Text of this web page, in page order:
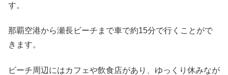
す。
那覇空港から瀬長ビーチまで車で約15分で行くことがで
きます。
ビーチ周辺にはカフェや飲食店があり、ゆっくり休みなが